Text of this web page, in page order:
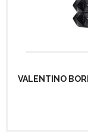
VALENTINO